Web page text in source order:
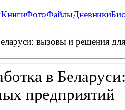
КнигиФотоФайлыДневники
вызовы и решения
в
предприятий